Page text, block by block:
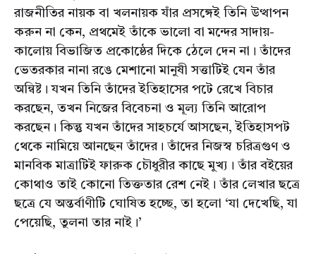
রাজনীতির নায়ক বা খলনায়ক যাঁর প্রসঙ্গেই তিনি উত্থাপন
করুন না কেন, প্রথমেই তাঁকে ভালো বা মন্দের সাদায়-
কালোয় বিভাজিত প্রকোষ্ঠের দিকে ঠেলে দেন না। তাঁদের
ভেতরকার নানা রঙে মেশানো মানুষী সত্তাটিই যেন তাঁর
অন্বিষ্ট। যখন তিনি তাঁদের ইতিহাসের পটে রেখে বিচার
করছেন, তখন নিজের বিবেচনা ও মূল্য তিনি আরোপ
করছেন। কিন্তু যখন তাঁদের সাহচর্যে আসছেন, ইতিহাসপট
থেকে নামিয়ে আনছেন তাঁদের। তাঁদের নিজস্ব চরিত্রগুণ ও
মানবিক মাত্রাটিই ফারুক চৌধুরীর কাছে মুখ্য। তাঁর বইয়ের
কোথাও তাই কোনো তিক্ততার রেশ নেই। তাঁর লেখার ছত্রে
ছত্রে যে অন্তর্বাণীটি ঘোষিত হচ্ছে, তা হলো ‘যা দেখেছি, যা
পেয়েছি, তুলনা তার নাই।’